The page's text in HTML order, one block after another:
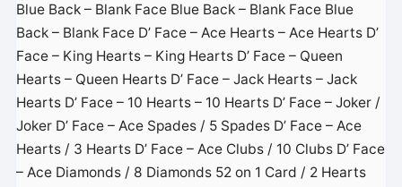
Blue Back – Blank Face Blue Back – Blank Face Blue
Back – Blank Face D’ Face – Ace Hearts – Ace Hearts D’
Face – King Hearts – King Hearts D’ Face – Queen
Hearts – Queen Hearts D’ Face – Jack Hearts – Jack
Hearts D’ Face – 10 Hearts – 10 Hearts D’ Face – Joker /
Joker D’ Face – Ace Spades / 5 Spades D’ Face – Ace
Hearts / 3 Hearts D’ Face – Ace Clubs / 10 Clubs D’ Face
– Ace Diamonds / 8 Diamonds 52 on 1 Card / 2 Hearts